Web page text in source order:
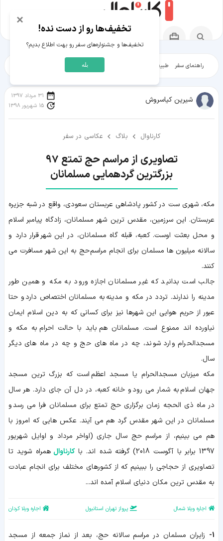
راهنمای سفر طبیعت‌گردی شهرگردی
شیرین کیاسروش
31 مرداد 1397
15 شهریور 1398
کارناوال بلاگ عکاسی در سفر
بزرگترین گردهمایی مسلمانان
مکه، شهری ست در کشور پادشاهی عربستان سعودی، واقع در شبه جزیره
عربستان. این سرزمین، مقدس ترین شهر مسلمانان، زادگاه پیامبر اسلام
و محل بعثت اوست. کعبه، قبله گاه مسلمانان، در این شهر قرار دارد و
سالانه میلیون ها مسلمان برای انجام مراسم حج به این شهر مسافرت می
کنند.
جالب است بدانید که غیر مسلمانان اجازه ورود به مکه و همین طور
مدینه را ندارند. تردد در مكه و مدينه به مسلمانان اختصاص دارد و حتا
عبور از حریم هوایی این شهرها نیز برای کسانی که به دین اسلام ایمان
نیاورده اند ممنوع است. مسلمانان هم باید با حالت احرام به مکه و
مسجدالحرام وارد شوند، چه در ماه های حج و چه در ماه های دیگر
سال.
مکه میزبان مسجدالحرام یا مسجد اعظم است که بزرگ ترین مسجد
جهان اسلام به شمار می رود و خانه کعبه، در دل آن جای دارد. هر سال
در ماه ذی الحجه زمان برگزاری حج تمتع برای مسلمانان فرا می رسد و
مسلمانان در این شهر مقدس گرد هم می آیند. عکس هایی که امروز با
هم می بینیم، از مراسم حج سال جاری (اواخر مرداد و اوایل شهریور
1397 برابر با آگوست 2018) گرفته شده اند. با
کارناوال همراه شوید تا
تصاویری از حجاجی را ببینیم که از کشورهای مختلف برای انجام عبادت
به مقدس ترین مکان دنیای اسلام آمده اند...
اجاره ویلا شمال پرواز تهران استانبول اجاره ویلا کردان
1-
زایران مسلمان در مراسم سالانه حج، بعد از نماز جمعه از مسجد
×
تخفیف‌ها رو از دست نده!
تخفیف‌ها و جشنواره‌های سفر رو بهت اطلاع بدیم؟
بله